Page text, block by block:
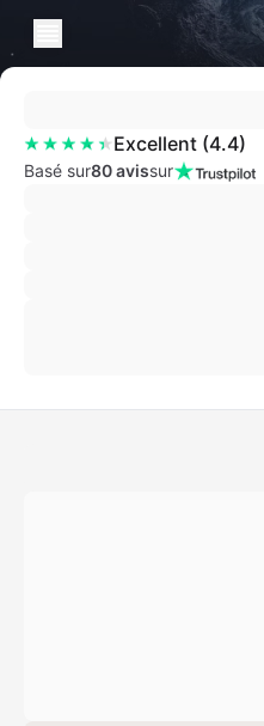
Excellent (4.4)
Basé sur80 avissur